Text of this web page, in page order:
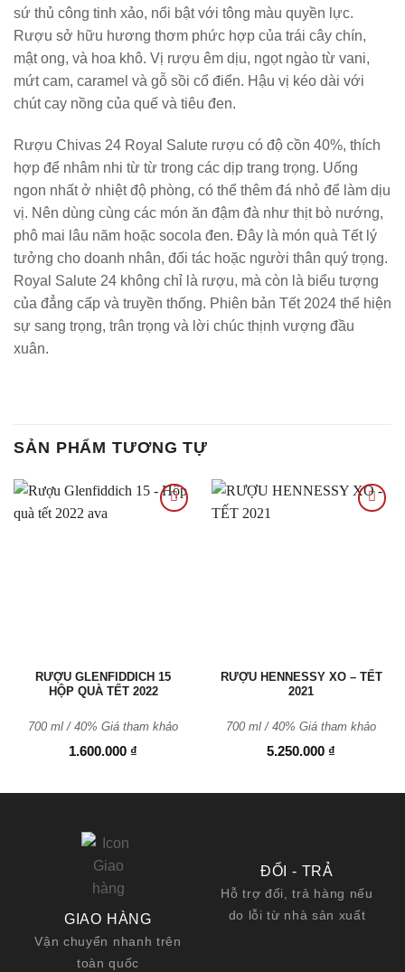
sứ thủ công tinh xảo, nổi bật với tông màu quyền lực.
Rượu sở hữu hương thơm phức hợp của trái cây chín,
mật ong, và hoa khô. Vị rượu êm dịu, ngọt ngào từ vani,
mứt cam, caramel và gỗ sồi cổ điển. Hậu vị kéo dài với
chút cay nồng của quế và tiêu đen.
Rượu Chivas 24 Royal Salute rượu có độ cồn 40%, thích
hợp để nhâm nhi từ từ trong các dịp trang trọng. Uống
ngon nhất ở nhiệt độ phòng, có thể thêm đá nhỏ để làm dịu
vị. Nên dùng cùng các món ăn đậm đà như thịt bò nướng,
phô mai lâu năm hoặc socola đen. Đây là món quà Tết lý
tưởng cho doanh nhân, đối tác hoặc người thân quý trọng.
Royal Salute 24 không chỉ là rượu, mà còn là biểu tượng
của đẳng cấp và truyền thống. Phiên bản Tết 2024 thể hiện
sự sang trọng, trân trọng và lời chúc thịnh vượng đầu
xuân.
SẢN PHẨM TƯƠNG TỰ
RƯỢU GLENFIDDICH 15
HỘP QUÀ TẾT 2022
1.600.000 ₫
700 ml / 40% Giá tham khảo
RƯỢU HENNESSY XO – TẾT
2021
5.250.000 ₫
700 ml / 40% Giá tham khảo
GIAO HÀNG
Vận chuyển nhanh trên
toàn quốc
ĐỔI - TRẢ
Hỗ trợ đổi, trả hàng nếu
do lỗi từ nhà sản xuất